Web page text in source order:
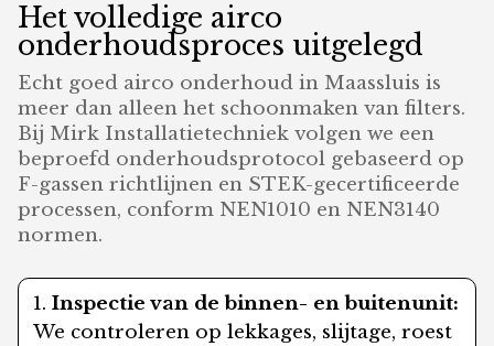
Het volledige airco
onderhoudsproces uitgelegd
Echt goed airco onderhoud in Maassluis is
meer dan alleen het schoonmaken van filters.
Bij Mirk Installatietechniek volgen we een
beproefd onderhoudsprotocol gebaseerd op
F-gassen richtlijnen en STEK-gecertificeerde
processen, conform NEN1010 en NEN3140
normen.
Inspectie van de binnen- en buitenunit:
We controleren op lekkages, slijtage, roest